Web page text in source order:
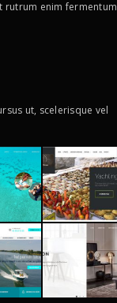
rutrum enim fermentum
ut, scelerisque vel